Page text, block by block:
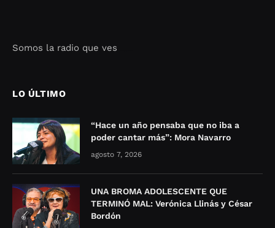
Somos la radio que ves
LO ÚLTIMO
“Hace un año pensaba que no iba a
poder cantar más”: Mora Navarro
agosto 7, 2026
UNA BROMA ADOLESCENTE QUE
TERMINÓ MAL: Verónica Llinás y César
Bordón